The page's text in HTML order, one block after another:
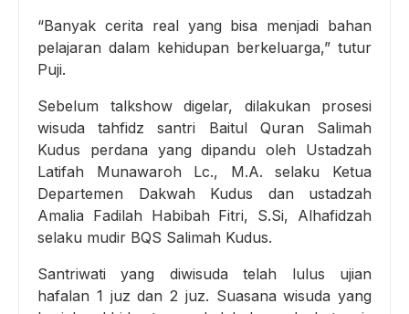
“Banyak cerita real yang bisa menjadi bahan
pelajaran dalam kehidupan berkeluarga,” tutur
Puji.
Sebelum talkshow digelar, dilakukan prosesi
wisuda tahfidz santri Baitul Quran Salimah
Kudus perdana yang dipandu oleh Ustadzah
Latifah Munawaroh Lc., M.A. selaku Ketua
Departemen Dakwah Kudus dan ustadzah
Amalia Fadilah Habibah Fitri, S.Si, Alhafidzah
selaku mudir BQS Salimah Kudus.
Santriwati yang diwisuda telah lulus ujian
hafalan 1 juz dan 2 juz. Suasana wisuda yang